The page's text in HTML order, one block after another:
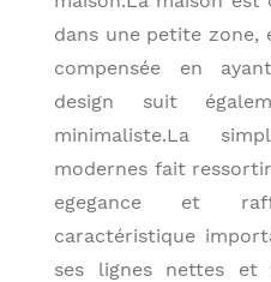
dans une petite zone,
compensée en
design suit
minimaliste.La
modernes fait
egegance et
caractéristique
ses lignes nettes et